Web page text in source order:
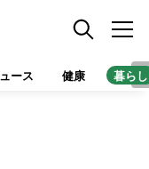
ース 健康 暮らし